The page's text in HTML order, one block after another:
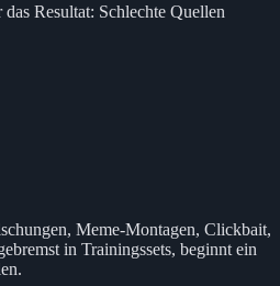
Resultat: Schlechte Quellen
Meme-Montagen, Clickbait,
in Trainingssets, beginnt ein